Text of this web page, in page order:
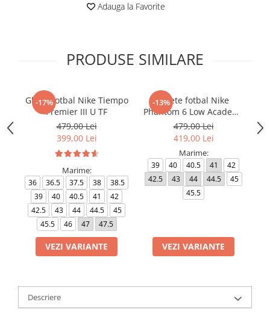
Adauga la Favorite
PRODUSE SIMILARE
-17%
Ghete fotbal Nike Tiempo
Premier III U TF
479,00 Lei
399,00 Lei
Marime:
36 36.5 37.5 38
38.5
39
40 40.5 41
42
42.5
43 44 44.5
45
45.5
46 47 47.5
VEZI VARIANTE
-13%
Ghete fotbal Nike
Phantom 6 Low Academy
TF NU3
479,00 Lei
419,00 Lei
Marime:
39 40 40.5 41
42
42.5
43 44 44.5
45
45.5
VEZI VARIANTE
Descriere